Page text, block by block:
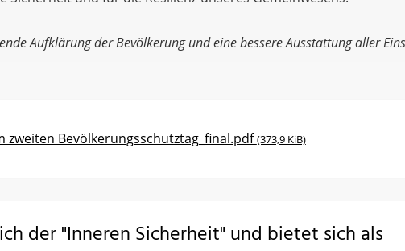
Aufklärung der Bevölkerung und eine bessere Ausstattung aller
zweiten Bevölkerungsschutztag_final.pdf(373,9 KiB)
der "Inneren Sicherheit" und bietet sich als